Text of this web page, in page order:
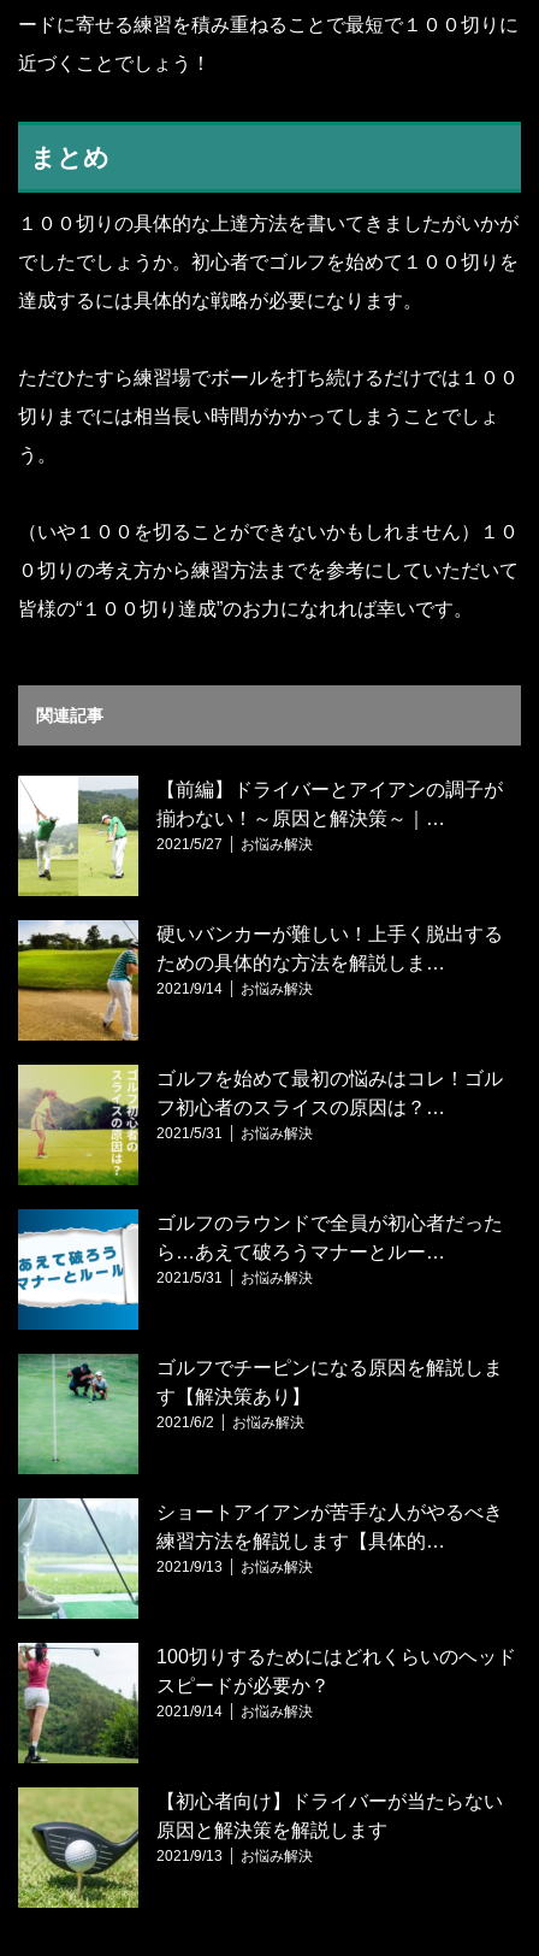
ードに寄せる練習を積み重ねることで最短で１００切りに
近づくことでしょう！
まとめ
１００切りの具体的な上達方法を書いてきましたがいかが
でしたでしょうか。初心者でゴルフを始めて１００切りを
達成するには具体的な戦略が必要になります。
ただひたすら練習場でボールを打ち続けるだけでは１００
切りまでには相当長い時間がかかってしまうことでしょ
う。
（いや１００を切ることができないかもしれません）１０
０切りの考え方から練習方法までを参考にしていただいて
皆様の“１００切り達成”のお力になれれば幸いです。
関連記事
【前編】ドライバーとアイアンの調子が
揃わない！～原因と解決策～｜…
2021/5/27 お悩み解決
硬いバンカーが難しい！上手く脱出する
ための具体的な方法を解説しま…
2021/9/14 お悩み解決
ゴルフを始めて最初の悩みはコレ！ゴル
フ初心者のスライスの原因は？…
2021/5/31 お悩み解決
ゴルフのラウンドで全員が初心者だった
ら…あえて破ろうマナーとルー…
2021/5/31 お悩み解決
ゴルフでチーピンになる原因を解説しま
す【解決策あり】
2021/6/2 お悩み解決
ショートアイアンが苦手な人がやるべき
練習方法を解説します【具体的…
2021/9/13 お悩み解決
100切りするためにはどれくらいのヘッド
スピードが必要か？
2021/9/14 お悩み解決
【初心者向け】ドライバーが当たらない
原因と解決策を解説します
2021/9/13 お悩み解決